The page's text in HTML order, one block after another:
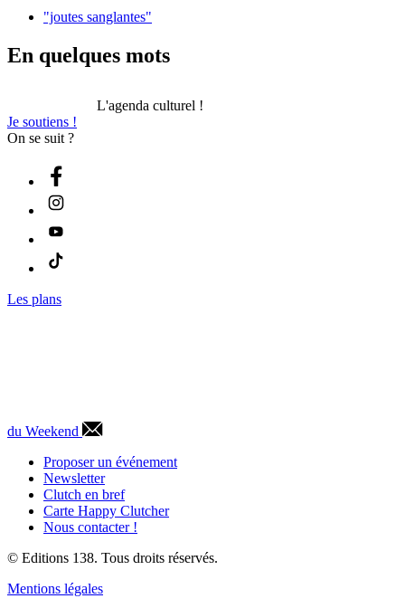
"joutes sanglantes"
En quelques mots
L'agenda culturel !
Je soutiens !
On se suit ?
Les plans
du Weekend
Proposer un événement
Newsletter
Clutch en bref
Carte Happy Clutcher
Nous contacter !
© Editions 138. Tous droits réservés.
Mentions légales